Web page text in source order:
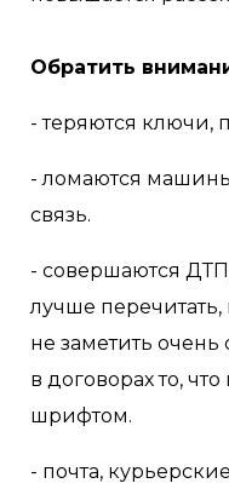
Обратить
- теряются ключи,
- ломаются
связь.
- совершаются
лучше перечитать,
не заметить
в договорах то,
шрифтом.
- почта,